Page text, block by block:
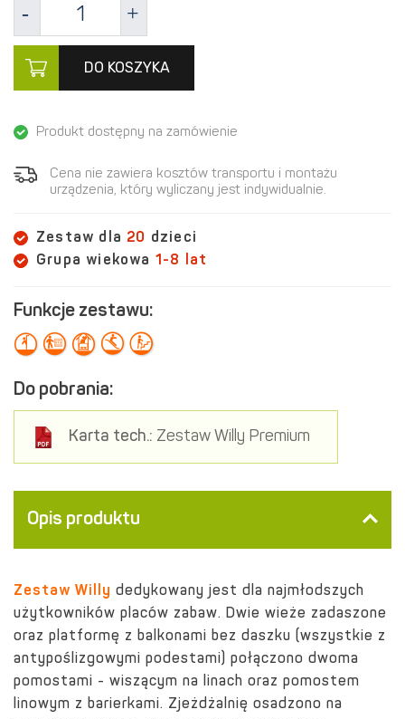
DO KOSZYKA
Produkt dostępny na zamówienie
Cena nie zawiera kosztów transportu i montażu
urządzenia, który wyliczany jest indywidualnie.
Zestaw dla 20 dzieci
Grupa wiekowa 1-8 lat
Funkcje zestawu:
Do pobrania:
Karta tech.: Zestaw Willy Premium
Opis produktu
Zestaw Willy dedykowany jest dla najmłodszych
użytkowników placów zabaw. Dwie wieże zadaszone
oraz platformę z balkonami bez daszku (wszystkie z
antypoślizgowymi podestami) połączono dwoma
pomostami - wiszącym na linach oraz pomostem
linowym z barierkami. Zjeżdżalnię osadzono na